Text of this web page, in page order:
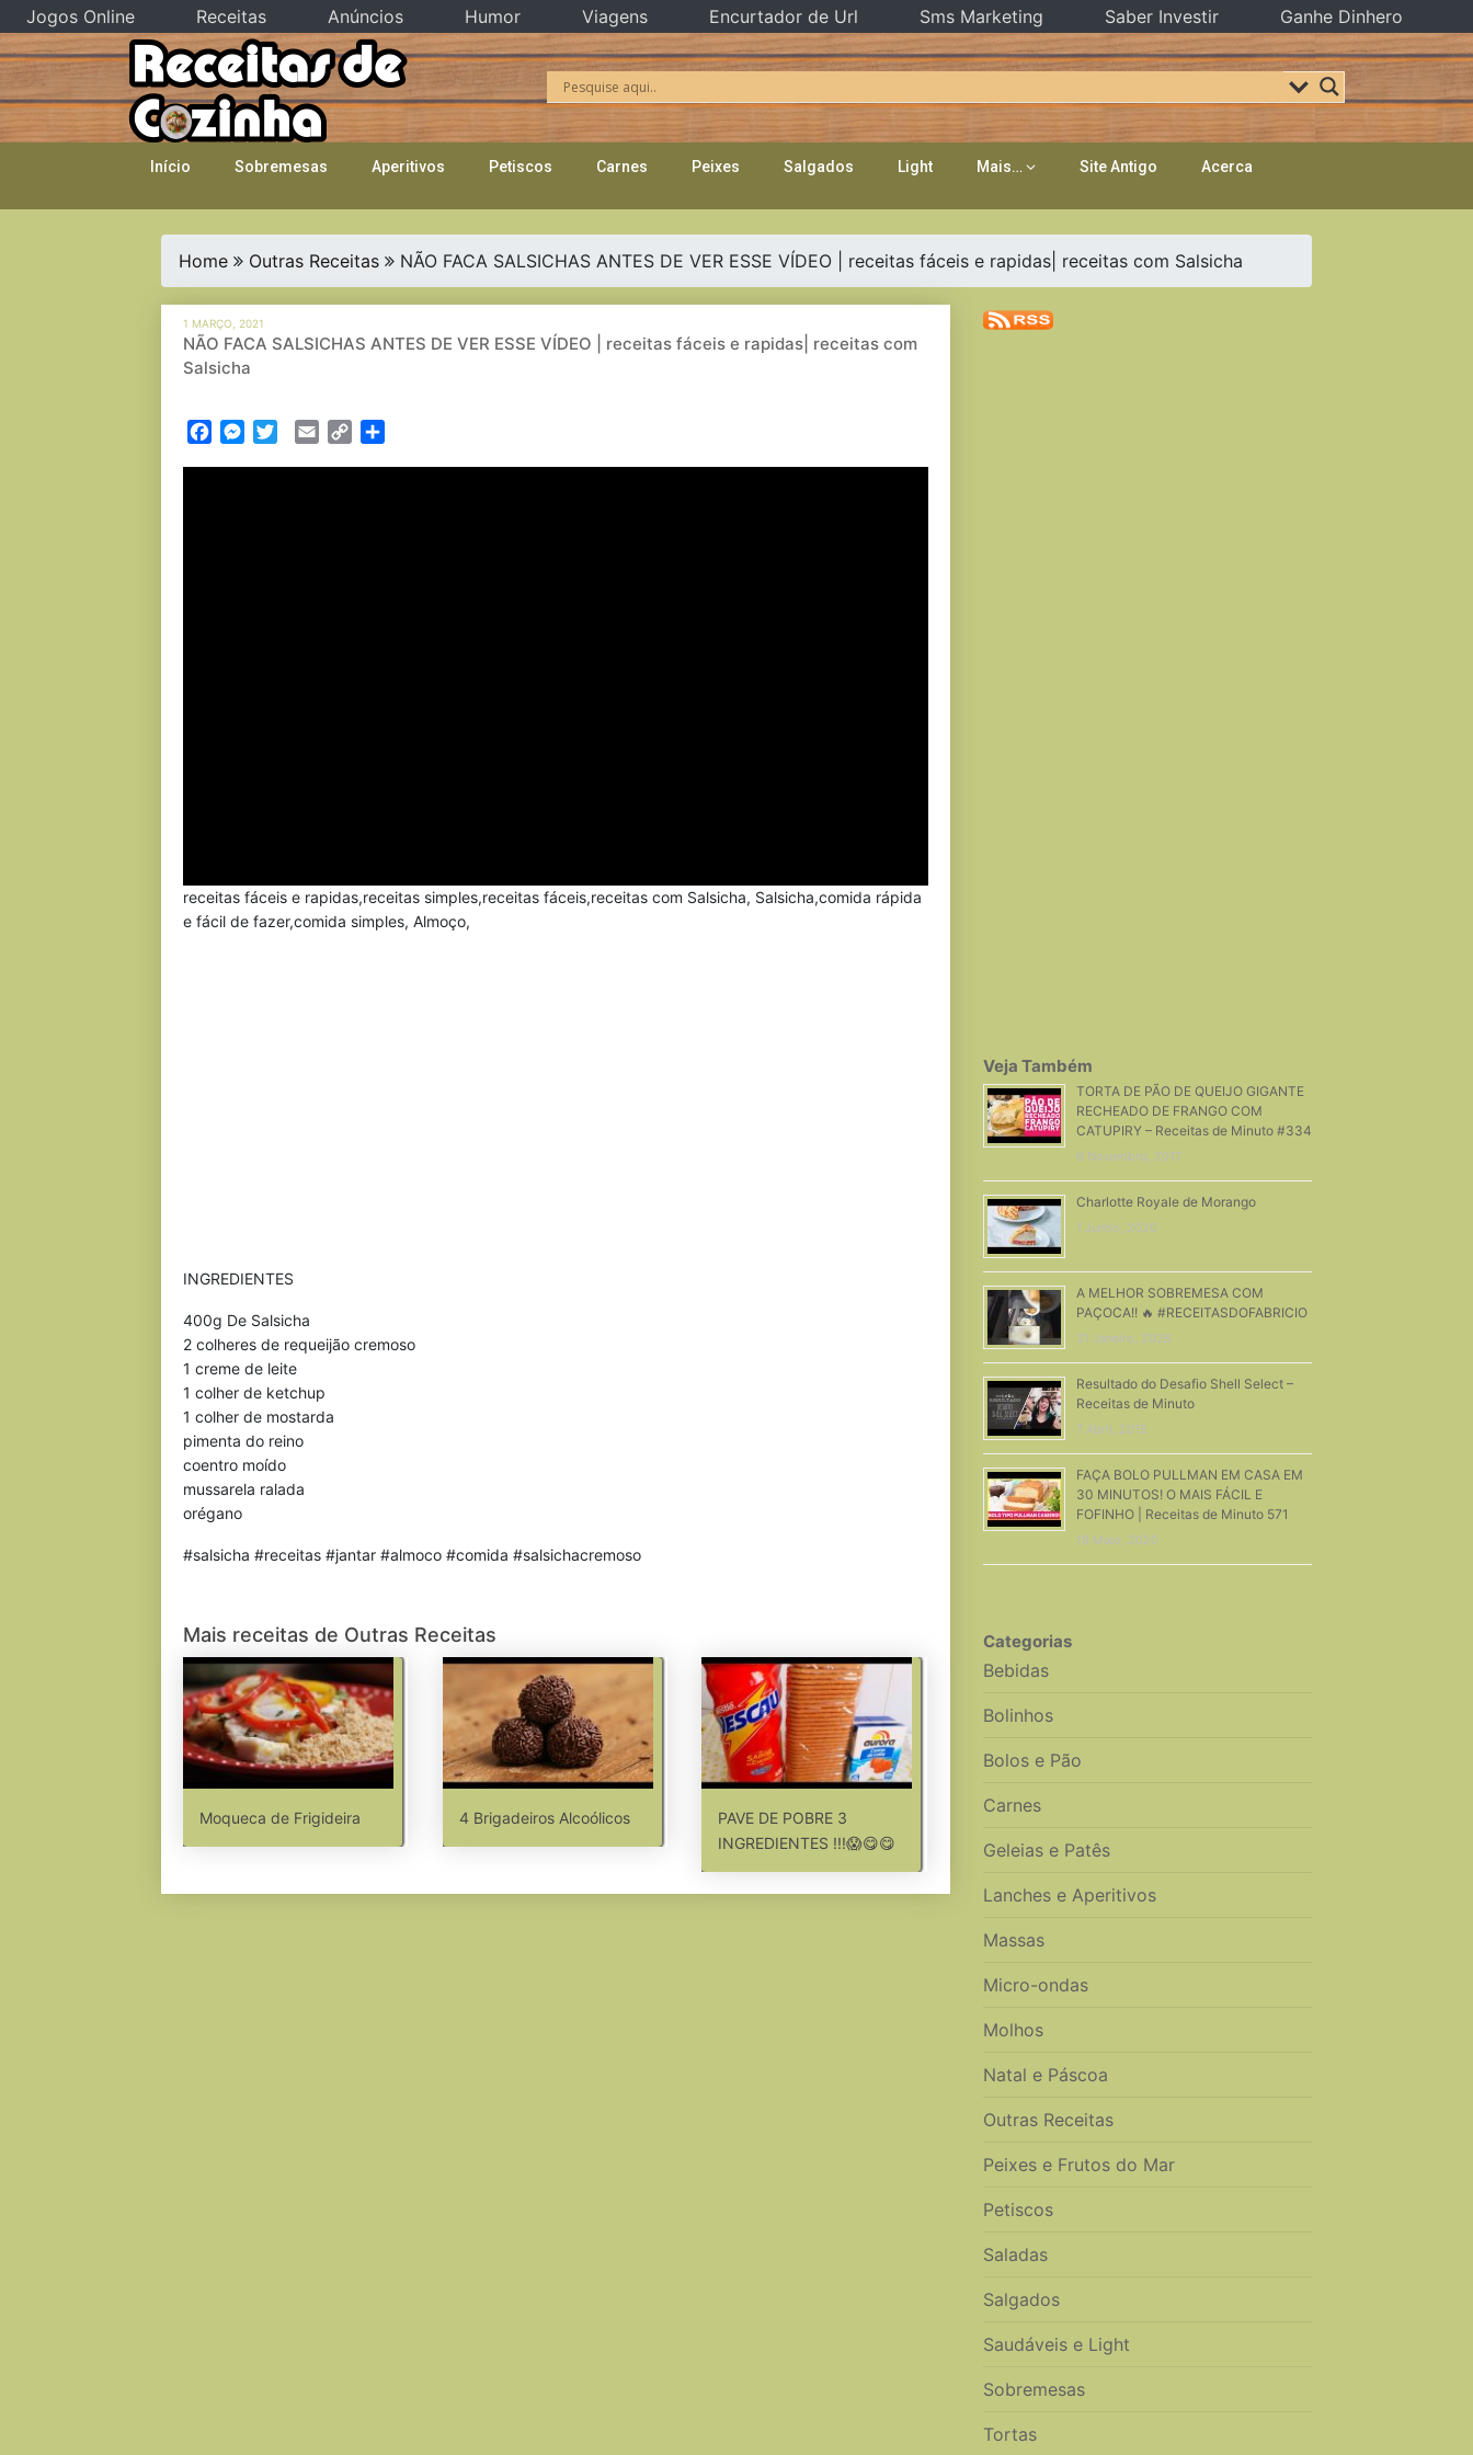
Skip
to
content
Início Sobremesas Aperitivos Petiscos Carnes Peixes Salgados Light Mais… Site Antigo Acerca
Home Outras Receitas NÃO FACA SALSICHAS ANTES DE VER ESSE VÍDEO | receitas fáceis e rapidas| receitas com Salsicha
1 MARÇO, 2021
NÃO FACA SALSICHAS ANTES DE VER ESSE VÍDEO | receitas fáceis e rapidas| receitas com
Salsicha
FacebookMessenger
TwitterEmail Copy
receitas fáceis e rapidas,receitas simples,receitas fáceis,receitas com Salsicha, Salsicha,comida rápida
e fácil de fazer,comida simples, Almoço,
INGREDIENTES
400g De Salsicha
2 colheres de requeijão cremoso
1 creme de leite
1 colher de ketchup
1 colher de mostarda
pimenta do reino
coentro moído
mussarela ralada
orégano
#salsicha #receitas #jantar #almoco #comida #salsichacremoso
Mais receitas de Outras Receitas
Moqueca de Frigideira 4 Brigadeiros Alcoólicos
PAVE DE POBRE 3
INGREDIENTES !!!😱😋😋
Veja Também
TORTA DE PÃO DE QUEIJO GIGANTE
RECHEADO DE FRANGO COM
CATUPIRY – Receitas de Minuto #334
6 Novembro, 2017
Charlotte Royale de Morango
1 Junho, 2020
A MELHOR SOBREMESA COM
PAÇOCA!! 🔥 #RECEITASDOFABRICIO
31 Janeiro, 2026
Resultado do Desafio Shell Select –
Receitas de Minuto
7 Abril, 2015
FAÇA BOLO PULLMAN EM CASA EM
30 MINUTOS! O MAIS FÁCIL E
FOFINHO | Receitas de Minuto 571
18 Maio, 2020
Categorias
Bebidas
Bolinhos
Bolos e Pão
Carnes
Geleias e Patês
Lanches e Aperitivos
Massas
Micro-ondas
Molhos
Natal e Páscoa
Outras Receitas
Peixes e Frutos do Mar
Petiscos
Saladas
Salgados
Saudáveis e Light
Sobremesas
Tortas
Jogos Online Receitas Anúncios Humor Viagens Encurtador de Url Sms Marketing Saber Investir Ganhe Dinhero